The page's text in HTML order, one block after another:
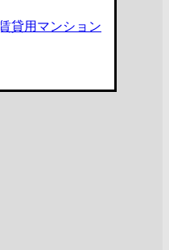
賃貸用マンション